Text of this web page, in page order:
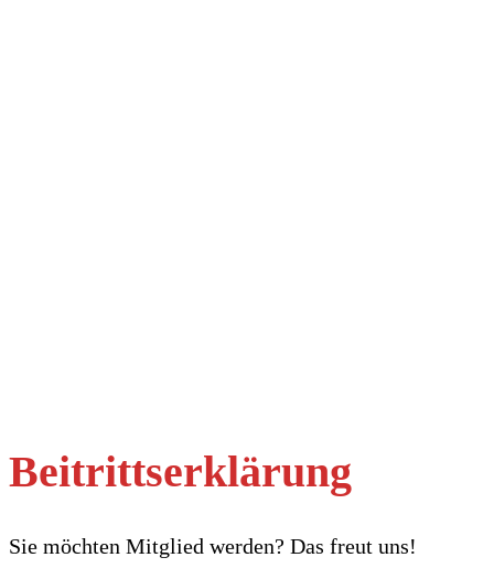
Beitrittserklärung
Sie möchten Mitglied werden? Das freut uns!